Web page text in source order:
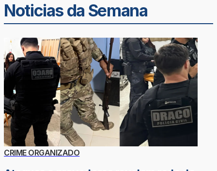
Noticias da Semana
CRIME ORGANIZADO